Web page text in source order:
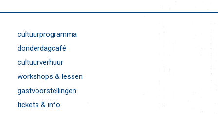
cultuurprogramma
donderdagcafé
cultuurverhuur
workshops & lessen
gastvoorstellingen
tickets & info